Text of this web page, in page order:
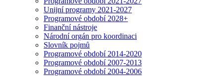
Unijní programy 2021-2027
Programové období 2028+
Finanční nástroje
Národní orgán pro koordinaci
Slovník pojmů
Programové období 2014-2020
Programové období 2007-2013
Programové období 2004-2006